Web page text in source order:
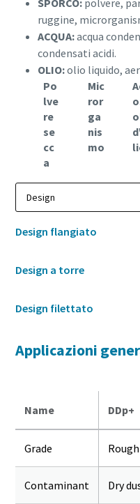
SPORCO: polvere,
ruggine,
ACQUA:acqua
condensati acidi.
OLIO:olio liquido,
Po
lve
re
se
cc
a
Mic
ror
ga
nis
mo
Design flangiato
Design a torre
Design filettato
Applicazioni
Name DDp+
Grade Rough
Contaminant Dry